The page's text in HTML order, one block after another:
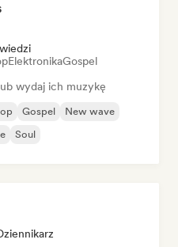
ElektronikaGospel
wydaj ich muzykę
Gospel
New wave
Soul